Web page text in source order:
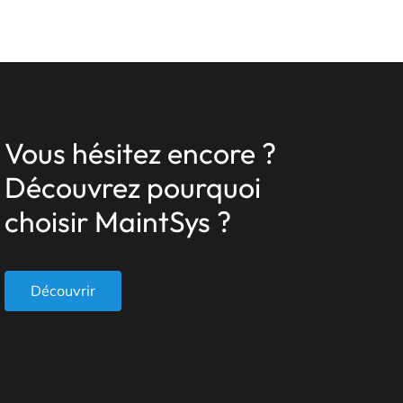
Vous hésitez encore ?
Découvrez pourquoi
choisir MaintSys ?
Découvrir